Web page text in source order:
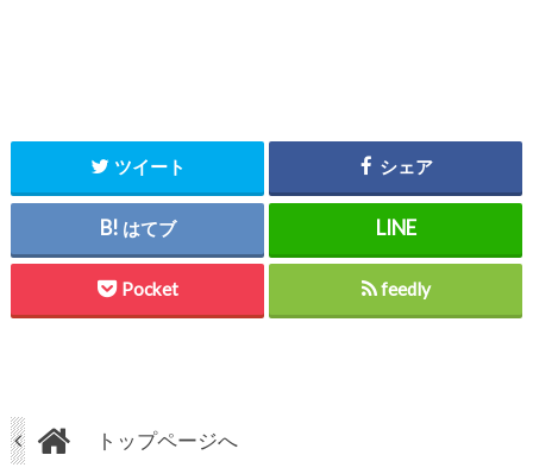
ツイート シェア
はてブ
Pocket feedly
トップページへ